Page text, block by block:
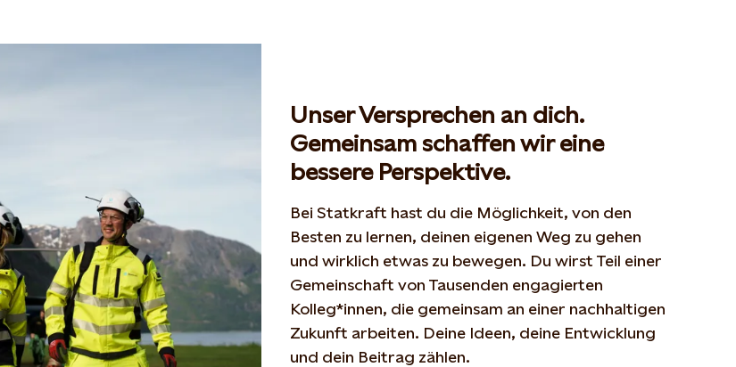
Unser Versprechen an dich.
Gemeinsam schaffen wir eine
bessere Perspektive.
Bei Statkraft hast du die Möglichkeit, von den
Besten zu lernen, deinen eigenen Weg zu gehen
und wirklich etwas zu bewegen. Du wirst Teil einer
Gemeinschaft von Tausenden engagierten
Kolleg*innen, die gemeinsam an einer nachhaltigen
Zukunft arbeiten. Deine Ideen, deine Entwicklung
und dein Beitrag zählen.